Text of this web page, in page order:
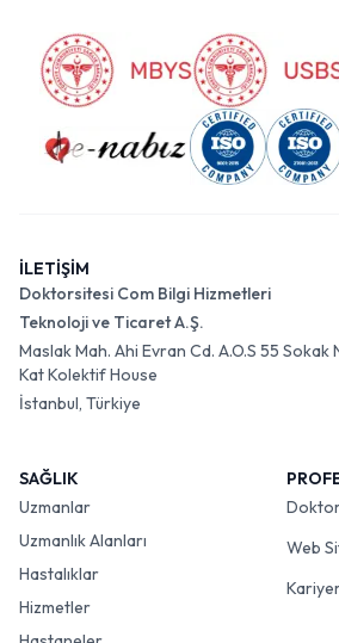
İLETİŞİM
Doktorsitesi Com Bilgi Hizmetleri
Teknoloji ve Ticaret A.Ş.
Maslak Mah. Ahi Evran Cd. A.O.S 55
Kat Kolektif House
İstanbul, Türkiye
SAĞLIK
Uzmanlar
Uzmanlık Alanları
Hastalıklar
Hizmetler
Web